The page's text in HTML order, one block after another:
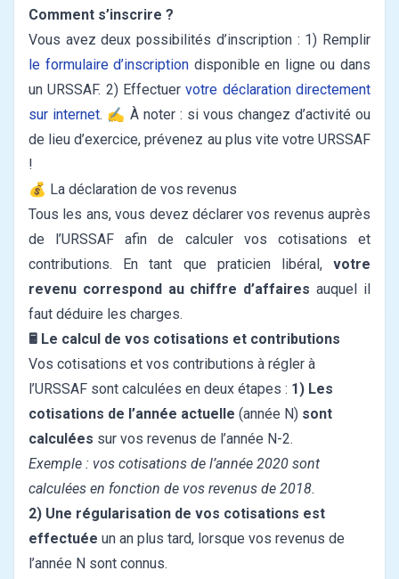
Comment s’inscrire ?
Vous avez deux possibilités d’inscription : 1) Remplir
le formulaire d’inscription disponible en ligne ou dans
un URSSAF. 2) Effectuervotre déclaration directement
sur internet. ✍️ À noter : si vous changez d’activité ou
de lieu d’exercice, prévenez au plus vite votre URSSAF
!
💰 La déclaration de vos revenus
Tous les ans, vous devez déclarer vos revenus auprès
de l’URSSAF afin de calculer vos cotisations et
contributions. En tant que praticien libéral, votre
revenu correspond au chiffre d’affaires auquel il
faut déduire les charges.
🖩 Le calcul de vos cotisations et contributions
Vos cotisations et vos contributions à régler à
l’URSSAF sont calculées en deux étapes : 1) Les
cotisations de l’année actuelle (année N) sont
calculées sur vos revenus de l’année N-2.
Exemple : vos cotisations de l’année 2020 sont
calculées en fonction de vos revenus de 2018.
2) Une régularisation de vos cotisations est
effectuée un an plus tard, lorsque vos revenus de
l’année N sont connus.